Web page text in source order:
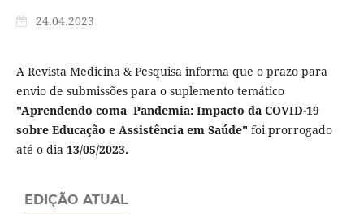
24.04.2023
A Revista Medicina & Pesquisa informa que o prazo para
envio de submissões para o suplemento temático
"Aprendendo coma Pandemia: Impacto da COVID-19
sobre Educação e Assistência em Saúde"foi prorrogado
até o dia 13/05/2023.
EDIÇÃO ATUAL